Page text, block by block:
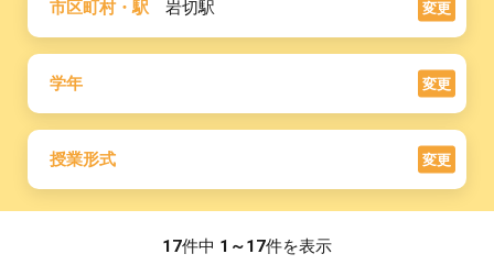
市区町村・駅 岩切駅 変更
学年 変更
授業形式 変更
17件中 1～17件を表示